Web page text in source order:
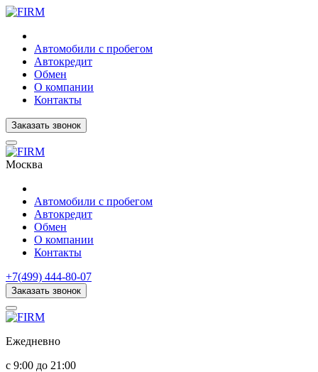
Автомобили с пробегом
Автокредит
Обмен
О компании
Контакты
Заказать звонок
Москва
Автомобили с пробегом
Автокредит
Обмен
О компании
Контакты
+7(499) 444-80-07
Заказать звонок
Ежедневно
с 9:00 до 21:00